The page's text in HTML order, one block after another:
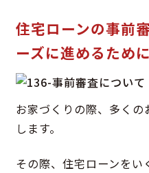
住宅ローンの事前
ーズに進めるため
お家づくりの際、多く
します。
その際、住宅ローンを